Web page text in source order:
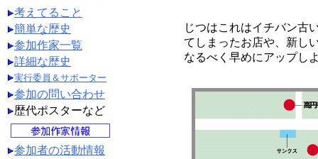
考えてること
簡単な歴史
参加作家一覧
詳細な歴史
実行委員＆サポーター
参加の問い合わせ
歴代ポスターなど
参加者の活動情報
じつはこれはイチバン古
てしまったお店や、新し
なるべく早めにアップし